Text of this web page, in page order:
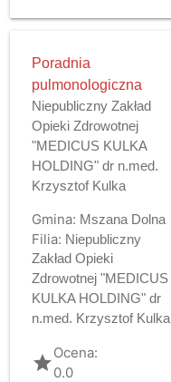
Poradnia
pulmonologiczna
Niepubliczny Zakład
Opieki Zdrowotnej
"MEDICUS KULKA
HOLDING" dr n.med.
Krzysztof Kulka
Gmina: Mszana Dolna
Filia: Niepubliczny
Zakład Opieki
Zdrowotnej "MEDICUS
KULKA HOLDING" dr
n.med. Krzysztof Kulka
gradeOcena:
0.0